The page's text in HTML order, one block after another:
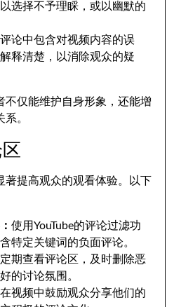
选择不予理睬，或以幽默的
论中包含对视频内容的误
释清楚，以消除观众的疑
不仅能维护自身形象，还能增
。
著提高观众的观看体验。以下
使用YouTube的评论过滤功
特定关键词的负面评论。
定期查看评论区，及时删除恶
的讨论氛围。
在视频中鼓励观众分享他们的